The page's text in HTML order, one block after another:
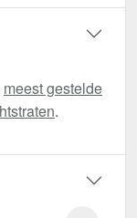
meest gestelde
.